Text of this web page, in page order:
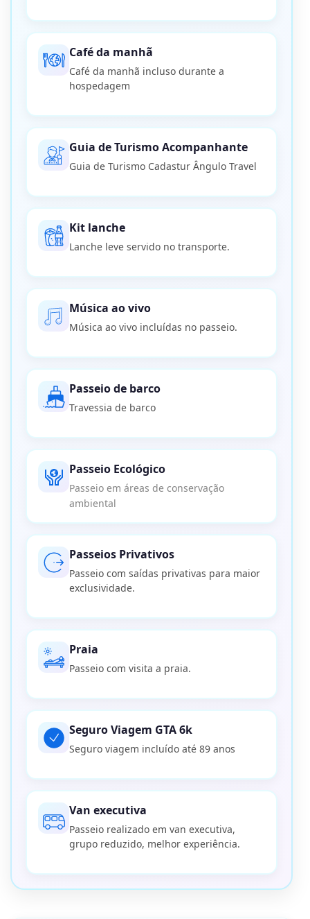
Café da manhã
Café da manhã incluso durante a
hospedagem
Guia de Turismo Acompanhante
Guia de Turismo Cadastur Ângulo Travel
Kit lanche
Lanche leve servido no transporte.
Música ao vivo
Música ao vivo incluídas no passeio.
Passeio de barco
Travessia de barco
Passeio Ecológico
Passeio em áreas de conservação
ambiental
Passeios Privativos
Passeio com saídas privativas para maior
exclusividade.
Praia
Passeio com visita a praia.
Seguro Viagem GTA 6k
Seguro viagem incluído até 89 anos
Van executiva
Passeio realizado em van executiva,
grupo reduzido, melhor experiência.